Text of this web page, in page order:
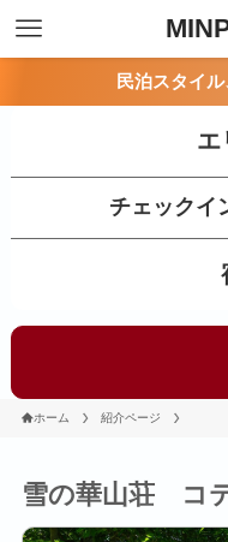
民泊スタイ
エ
チェックイ
ホーム 紹介ページ
雪の華山荘 コ